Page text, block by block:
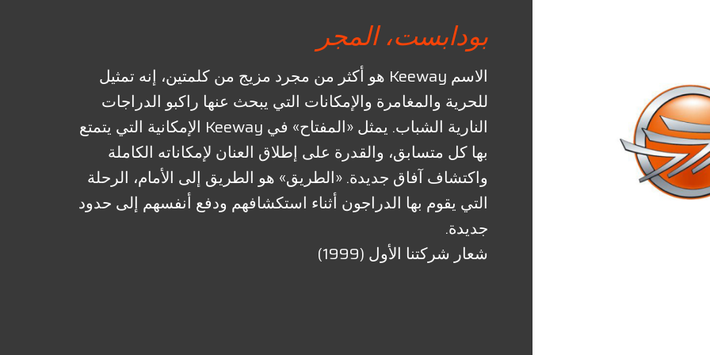
بودابست، المجر
الاسم Keeway هو أكثر من مجرد مزيج من كلمتين، إنه تمثيل
للحرية والمغامرة والإمكانات التي يبحث عنها راكبو الدراجات
النارية الشباب. يمثل «المفتاح» في Keeway الإمكانية التي يتمتع
بها كل متسابق، والقدرة على إطلاق العنان لإمكاناته الكاملة
واكتشاف آفاق جديدة. «الطريق» هو الطريق إلى الأمام، الرحلة
التي يقوم بها الدراجون أثناء استكشافهم ودفع أنفسهم إلى حدود
جديدة.
شعار شركتنا الأول (1999)